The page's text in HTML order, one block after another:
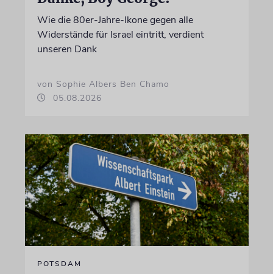
Wie die 80er-Jahre-Ikone gegen alle
Widerstände für Israel eintritt, verdient
unseren Dank
von Sophie Albers Ben Chamo
05.08.2026
POTSDAM